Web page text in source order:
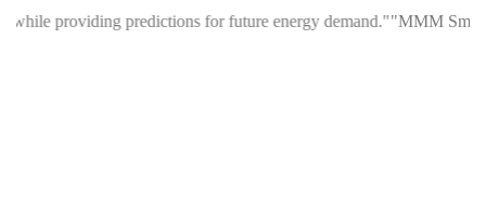
predictions for future energy demand.""MMM Smart Reader